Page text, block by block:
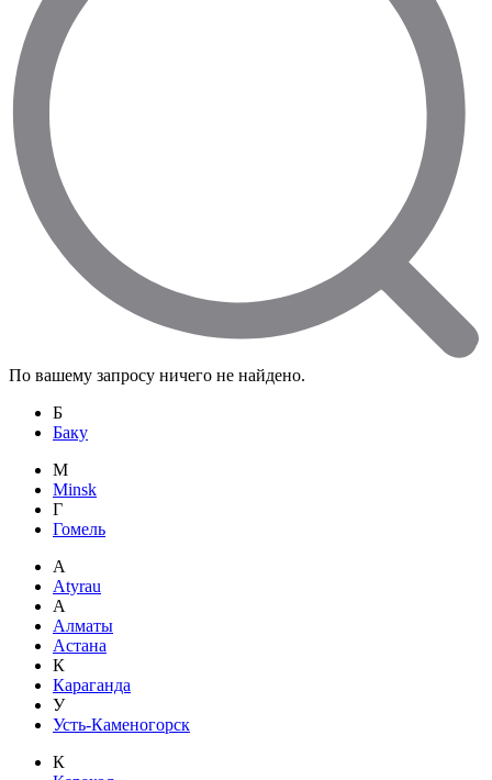
По вашему запросу ничего не найдено.
Б
Баку
M
Minsk
Г
Гомель
A
Atyrau
А
Алматы
Астана
К
Караганда
У
Усть-Каменогорск
К